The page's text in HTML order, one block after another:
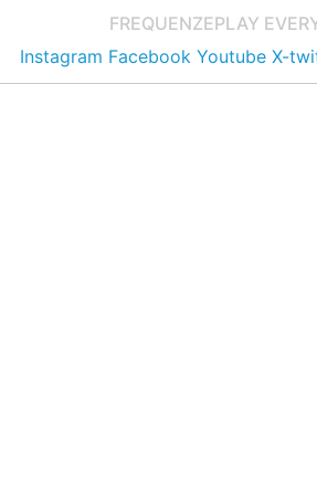
FREQUENZEPLAY
Instagram Facebook Youtube X-